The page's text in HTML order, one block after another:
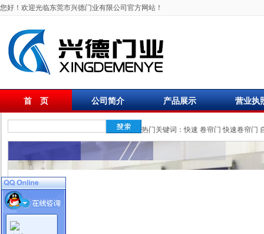
您好！欢迎光临东莞市兴德门业有限公司官方网站！
首 页 公司简介 产品展示 营业执
热门关键词：快速 卷帘门 快速卷帘门